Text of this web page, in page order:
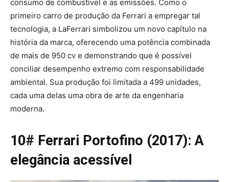
consumo de combustível e as emissões. Como o
primeiro carro de produção da Ferrari a empregar tal
tecnologia, a LaFerrari simbolizou um novo capítulo na
história da marca, oferecendo uma potência combinada
de mais de 950 cv e demonstrando que é possível
conciliar desempenho extremo com responsabilidade
ambiental. Sua produção foi limitada a 499 unidades,
cada uma delas uma obra de arte da engenharia
moderna.
10# Ferrari Portofino (2017): A
elegância acessível